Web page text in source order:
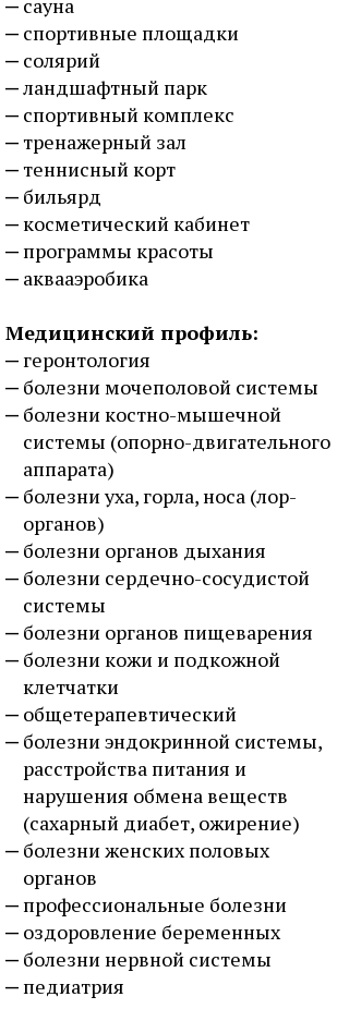
сауна
спортивные площадки
солярий
ландшафтный парк
спортивный комплекс
тренажерный зал
теннисный корт
бильярд
косметический кабинет
программы красоты
аквааэробика
Медицинский профиль:
геронтология
болезни мочеполовой системы
болезни костно-мышечной
системы (опорно-двигательного
аппарата)
болезни уха, горла, носа (лор-
органов)
болезни органов дыхания
болезни сердечно-сосудистой
системы
болезни органов пищеварения
болезни кожи и подкожной
клетчатки
общетерапевтический
болезни эндокринной системы,
расстройства питания и
нарушения обмена веществ
(сахарный диабет, ожирение)
болезни женских половых
органов
профессиональные болезни
оздоровление беременных
болезни нервной системы
педиатрия